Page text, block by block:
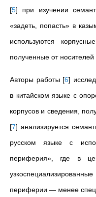
[5] при изучении
«задеть, попасть» в
используются
полученные от носителей
Авторы работы [6]
в китайском языке с
корпусов и сведения,
[7] анализируется
русском языке с
периферия», где в
периферии — менее